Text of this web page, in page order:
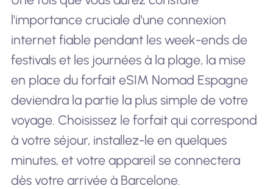
l'importance cruciale d'une connexion
internet fiable pendant les week-ends de
festivals et les journées à la plage, la mise
en place du forfait eSIM Nomad Espagne
deviendra la partie la plus simple de votre
voyage. Choisissez le forfait qui correspond
à votre séjour, installez-le en quelques
minutes, et votre appareil se connectera
dès votre arrivée à Barcelone.